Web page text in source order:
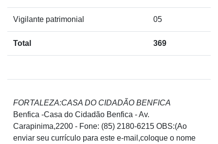
Vigilante patrimonial 05
Total 369
FORTALEZA:CASA DO CIDADÃO BENFICA
Benfica -Casa do Cidadão Benfica - Av.
Carapinima,2200 - Fone: (85) 2180-6215 OBS:(Ao
enviar seu currículo para este e-mail,coloque o nome